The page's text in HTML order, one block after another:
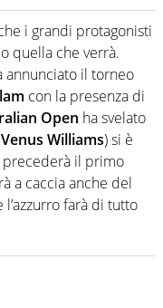
personale e
sport focalizzando ogni
della dirette non
i grandi protagonisti
quella che verrà.
annunciato il torneo
con la presenza di
Open ha svelato
Venus Williams) si è
precederà il primo
a caccia anche del
farà di tutto